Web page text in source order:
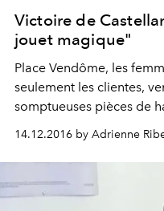
Victoire de
jouet magique"
Place Vendôme, les
seulement les clientes,
somptueuses pièces de
créatrices, qui
mettent en valeur des
14.12.2016 by Adrienne